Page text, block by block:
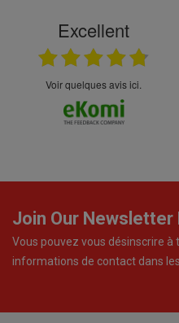
Excellent
Voir quelques avis ici.
Join Our Newsletter
Vous pouvez vous désinscrire
informations de contact dans